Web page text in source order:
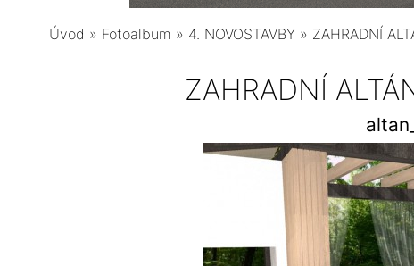
Úvod » Fotoalbum » 4. NOVOSTAVBY » ZAHRADNÍ
ZAHRADNÍ